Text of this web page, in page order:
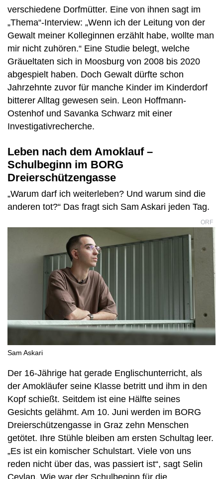
verschiedene Dorfmütter. Eine von ihnen sagt im
„Thema“-Interview: „Wenn ich der Leitung von der
Gewalt meiner Kolleginnen erzählt habe, wollte man
mir nicht zuhören.“ Eine Studie belegt, welche
Gräueltaten sich in Moosburg von 2008 bis 2020
abgespielt haben. Doch Gewalt dürfte schon
Jahrzehnte zuvor für manche Kinder im Kinderdorf
bitterer Alltag gewesen sein. Leon Hoffmann-
Ostenhof und Savanka Schwarz mit einer
Investigativrecherche.
Leben nach dem Amoklauf –
Schulbeginn im BORG
Dreierschützengasse
„Warum darf ich weiterleben? Und warum sind die
anderen tot?“ Das fragt sich Sam Askari jeden Tag.
ORF
Sam Askari
Der 16-Jährige hat gerade Englischunterricht, als
der Amokläufer seine Klasse betritt und ihm in den
Kopf schießt. Seitdem ist eine Hälfte seines
Gesichts gelähmt. Am 10. Juni werden im BORG
Dreierschützengasse in Graz zehn Menschen
getötet. Ihre Stühle bleiben am ersten Schultag leer.
„Es ist ein komischer Schulstart. Viele von uns
reden nicht über das, was passiert ist“, sagt Selin
Ceylan. Wie war der Schulbeginn für die